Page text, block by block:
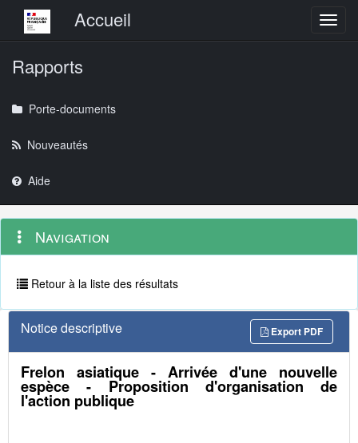
Menu principalAccueil
Rapports
Porte-documents
Nouveautés
Aide
Navigation
outils
Menu
contextuel
Navigation
Retour à la liste des résultats
Notice descriptive Export PDF
Frelon asiatique - Arrivée d'une nouvelle
espèce - Proposition d'organisation de
l'action publique